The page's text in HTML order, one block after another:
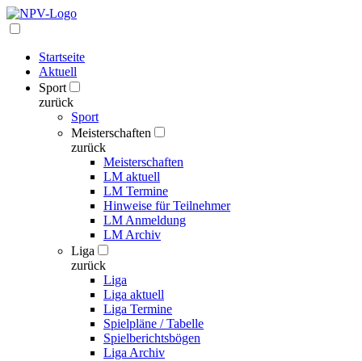
Startseite
Aktuell
Sport
zurück
Sport
Meisterschaften
zurück
Meisterschaften
LM aktuell
LM Termine
Hinweise für Teilnehmer
LM Anmeldung
LM Archiv
Liga
zurück
Liga
Liga aktuell
Liga Termine
Spielpläne / Tabelle
Spielberichtsbögen
Liga Archiv